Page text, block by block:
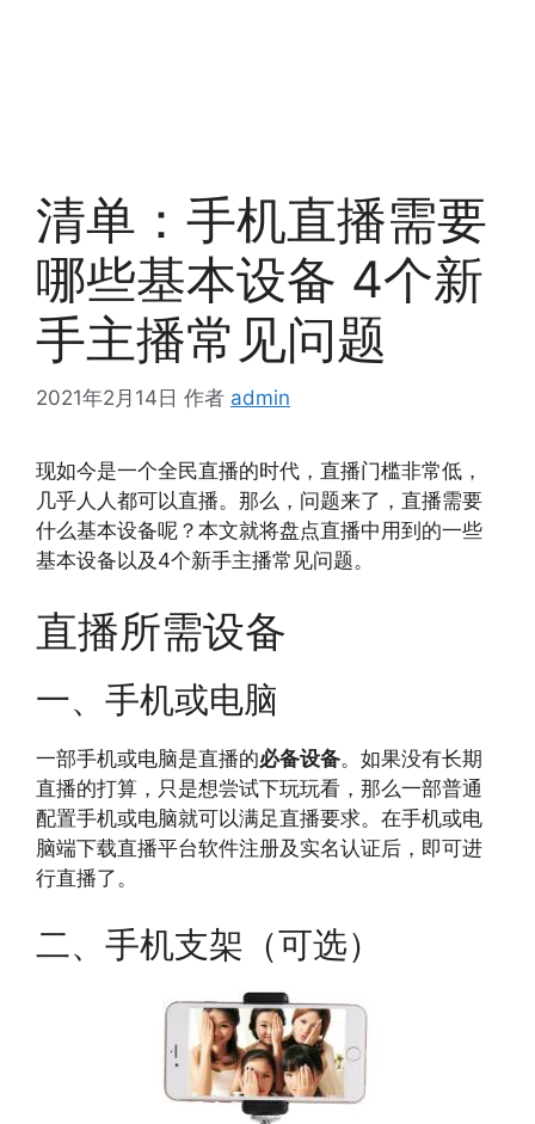
清单：手机直播需要
哪些基本设备 4个新
手主播常见问题
2021年2月14日 作者 admin
现如今是一个全民直播的时代，直播门槛非常低，
几乎人人都可以直播。那么，问题来了，直播需要
什么基本设备呢？本文就将盘点直播中用到的一些
基本设备以及4个新手主播常见问题。
直播所需设备
一、手机或电脑
一部手机或电脑是直播的必备设备。如果没有长期
直播的打算，只是想尝试下玩玩看，那么一部普通
配置手机或电脑就可以满足直播要求。在手机或电
脑端下载直播平台软件注册及实名认证后，即可进
行直播了。
二、手机支架（可选）